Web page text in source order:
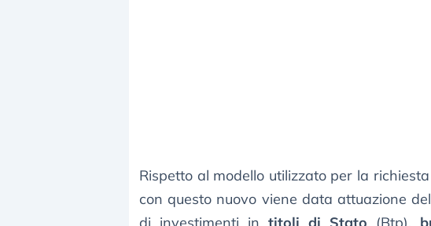
Rispetto al modello utilizzato per la
con questo nuovo viene data attuazione